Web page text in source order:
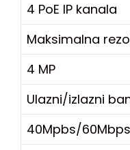
4 PoE IP kanala
Maksimalna
4 MP
Ulazni/izlazni
40Mpbs/60Mbps